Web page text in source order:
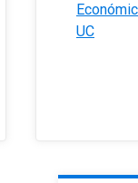
UC